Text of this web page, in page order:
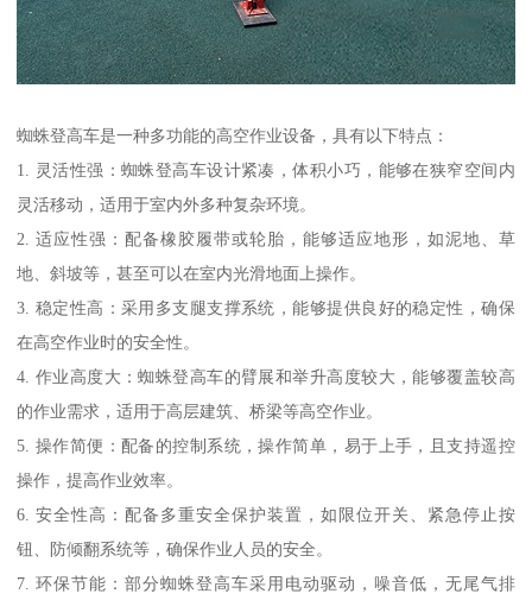
蜘蛛登高车是一种多功能的高空作业设备，具有以下特点：
1. 灵活性强：蜘蛛登高车设计紧凑，体积小巧，能够在狭窄空间内
灵活移动，适用于室内外多种复杂环境。
2. 适应性强：配备橡胶履带或轮胎，能够适应地形，如泥地、草
地、斜坡等，甚至可以在室内光滑地面上操作。
3. 稳定性高：采用多支腿支撑系统，能够提供良好的稳定性，确保
在高空作业时的安全性。
4. 作业高度大：蜘蛛登高车的臂展和举升高度较大，能够覆盖较高
的作业需求，适用于高层建筑、桥梁等高空作业。
5. 操作简便：配备的控制系统，操作简单，易于上手，且支持遥控
操作，提高作业效率。
6. 安全性高：配备多重安全保护装置，如限位开关、紧急停止按
钮、防倾翻系统等，确保作业人员的安全。
7. 环保节能：部分蜘蛛登高车采用电动驱动，噪音低，无尾气排